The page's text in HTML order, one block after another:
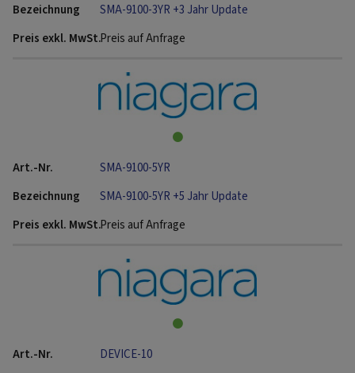
SMA-9100-3YR +3 Jahr Update
Preis auf Anfrage
SMA-9100-5YR
SMA-9100-5YR +5 Jahr Update
Preis auf Anfrage
DEVICE-10